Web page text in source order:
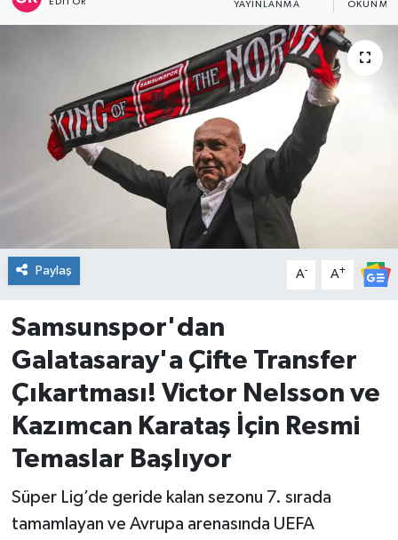
EDITÖR YAYINLANMA OKUNMA
Paylaş A- A+
Samsunspor'dan
Galatasaray'a Çifte Transfer
Çıkartması! Victor Nelsson ve
Kazımcan Karataş İçin Resmi
Temaslar Başlıyor
Süper Lig’de geride kalan sezonu 7. sırada
tamamlayan ve Avrupa arenasında UEFA
Edremit
EKONOMİ
Erdek
Gönen
KENT GÜNDEMİ
Kepsut
MAGAZİN